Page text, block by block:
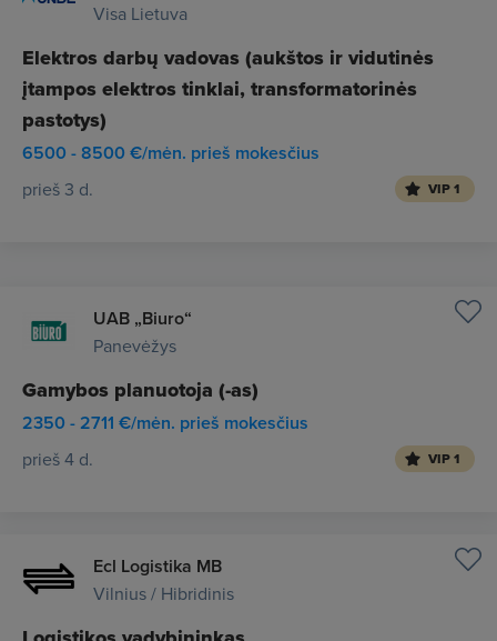
Visa Lietuva
Elektros darbų vadovas (aukštos ir vidutinės
įtampos elektros tinklai, transformatorinės
pastotys)
6500 - 8500 €/mėn. prieš mokesčius
prieš 3 d. VIP 1
UAB „Biuro“
Panevėžys
Gamybos planuotoja (-as)
2350 - 2711 €/mėn. prieš mokesčius
prieš 4 d. VIP 1
Ecl Logistika MB
Vilnius / Hibridinis